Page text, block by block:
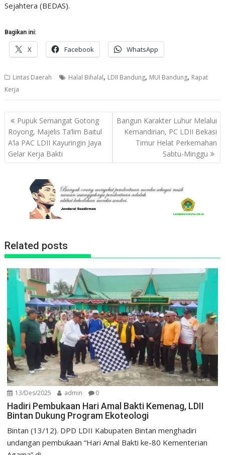
Sejahtera (BEDAS).
Bagikan ini:
X Facebook WhatsApp
Lintas Daerah Halal Bihalal, LDII Bandung, MUI Bandung, Rapat
Kerja
Navigasi
pos
Pupuk Semangat Gotong
Royong, Majelis Ta’lim Baitul
A’la PAC LDII Kayuringin Jaya
Gelar Kerja Bakti
Bangun Karakter Luhur Melalui
Kemandirian, PC LDII Bekasi
Timur Helat Perkemahan
Sabtu-Minggu
Related posts
13/Des/2025 admin 0
Hadiri Pembukaan Hari Amal Bakti Kemenag, LDII
Bintan Dukung Program Ekoteologi
Bintan (13/12). DPD LDII Kabupaten Bintan menghadiri
undangan pembukaan “Hari Amal Bakti ke-80 Kementerian